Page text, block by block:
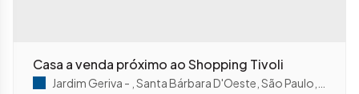
Casa a venda próximo ao Shopping Tivoli
Jardim Geriva Santa Bárbara D'Oeste São Paulo